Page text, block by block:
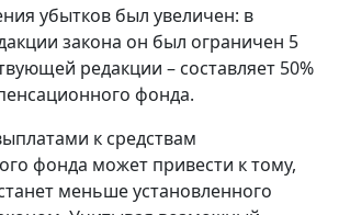
убытков был увеличен: в
закона он был ограничен 5
редакции – составляет 50%
фонда.
к средствам
фонда может привести к тому,
меньше установленного